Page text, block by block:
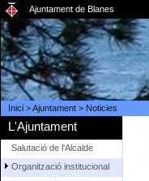
Ajuntament de Blanes
Inici>Ajuntament> Noticies
L'Ajuntament
Salutació de l'Alcalde
Organització institucional